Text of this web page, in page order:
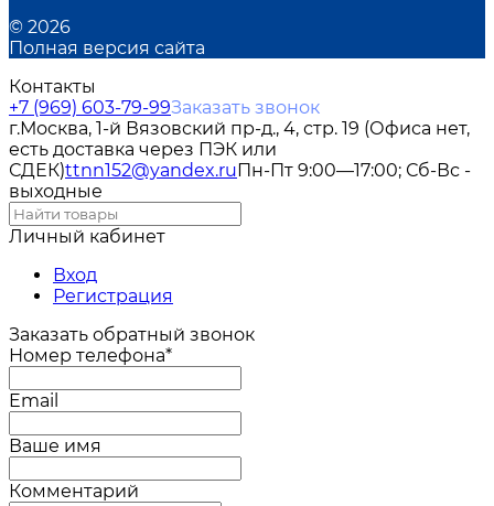
© 2026
Полная версия сайта
Контакты
+7 (969) 603-79-99Заказать звонок
г.Москва, 1-й Вязовский пр-д., 4, стр. 19 (Офиса нет,
есть доставка через ПЭК или
СДЕК)ttnn152@yandex.ruПн-Пт 9:00—17:00; Сб-Вс -
выходные
Личный кабинет
Вход
Регистрация
Заказать обратный звонок
Номер телефона*
Email
Ваше имя
Комментарий